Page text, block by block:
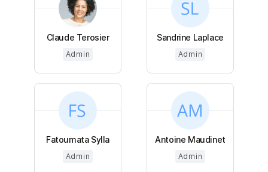
Claude Terosier
Admin
Sandrine Laplace
Admin
Fatoumata Sylla
Admin
Antoine Maudinet
Admin